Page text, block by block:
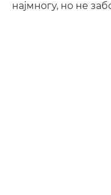
најмногу, но не